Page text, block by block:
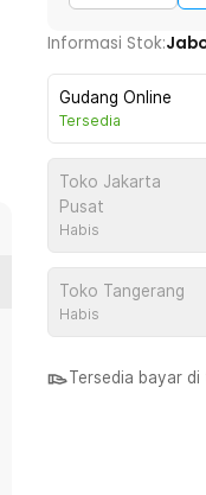
Informasi Stok:
Gudang Online
Tersedia
Toko Jakarta
Pusat
Habis
Toko Tangerang
Habis
Tersedia bayar